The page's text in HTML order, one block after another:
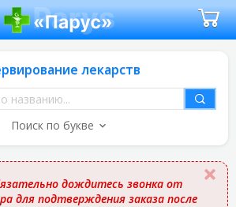
лекарств
Поиск по букве
дождитесь звонка от
для подтверждения заказа после